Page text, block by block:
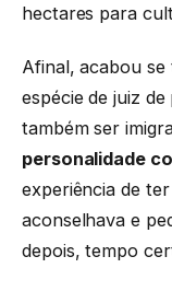
hectares para
Afinal, acabou
espécie de juiz
também ser
personalidade
experiência de
aconselhava e
depois, tempo